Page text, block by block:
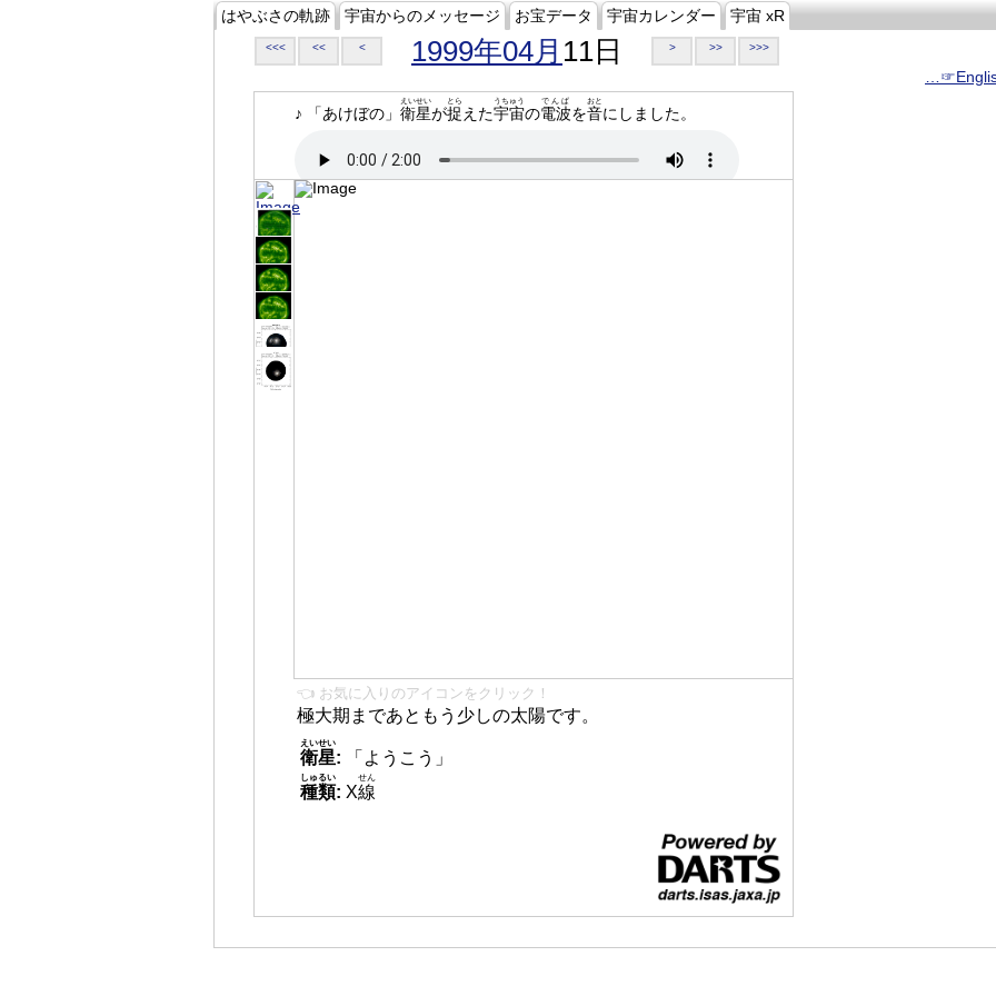
はやぶさの軌跡 宇宙からのメッセージ お宝データ 宇宙カレンダー 宇宙 xR
<<< << < 1999年04月 11日 > >> >>>
♪ 「あけぼの」 衛星
えいせい
が捉
とら
えた宇宙
うちゅう
の電波
でんぱ
を音
おと
にしました。
👈 お気に入りのアイコンをクリック！
極大期まであともう少しの太陽です。
衛星
えいせい
:
「ようこう」
種類
しゅるい
: X線
せん